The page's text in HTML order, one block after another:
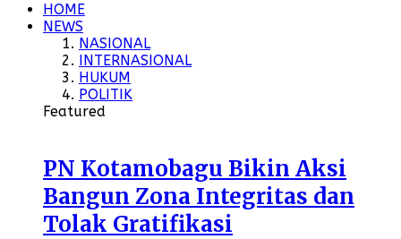
HOME
NEWS
NASIONAL
INTERNASIONAL
HUKUM
POLITIK
Featured
PN Kotamobagu Bikin Aksi
Bangun Zona Integritas dan
Tolak Gratifikasi